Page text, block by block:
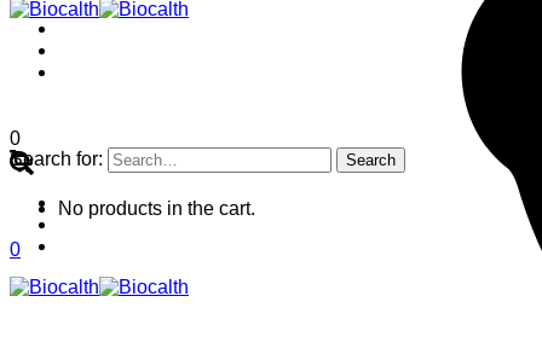
0
No products in the cart.
0
Search for: